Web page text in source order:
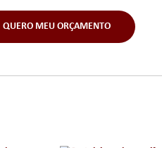
QUERO MEU ORÇAMENTO